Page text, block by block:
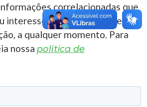
correlacionadas que
interesse. Você pode cancelar o
a qualquer momento. Para
nossa política de